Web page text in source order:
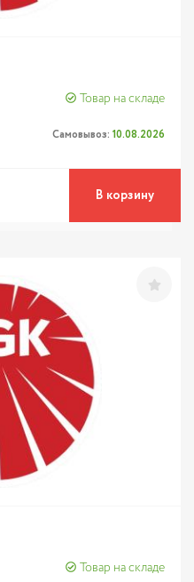
Товар на складе
Самовывоз: 10.08.2026
В корзину
Товар на складе